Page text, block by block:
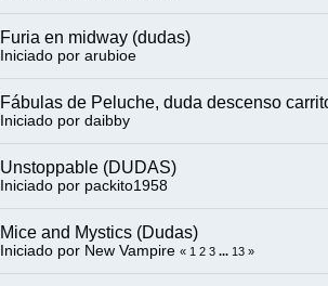
Furia en midway (dudas)
Iniciado por arubioe
Fábulas de Peluche, duda descenso
Iniciado por daibby
Unstoppable (DUDAS)
Iniciado por packito1958
Mice and Mystics (Dudas)
Iniciado por New Vampire « 1 2 3 ... 13 »